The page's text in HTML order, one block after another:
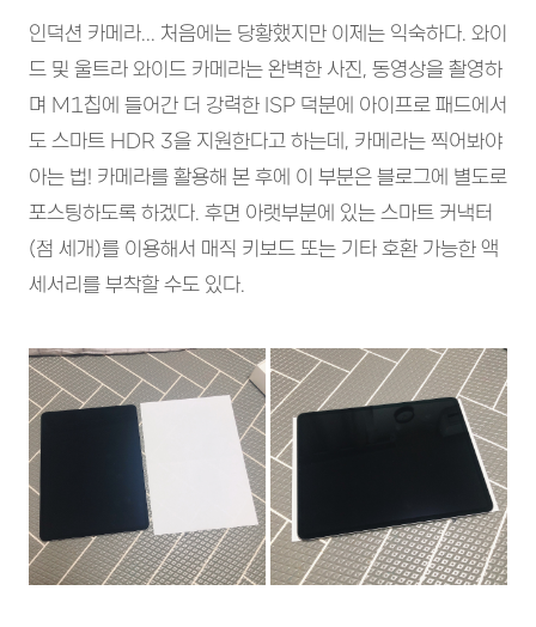
인덕션 카메라... 처음에는 당황했지만 이제는 익숙하다. 와이
드 및 울트라 와이드 카메라는 완벽한 사진, 동영상을 촬영하
며 M1칩에 들어간 더 강력한 ISP 덕분에 아이프로 패드에서
도 스마트 HDR 3을 지원한다고 하는데, 카메라는 찍어봐야
아는 법! 카메라를 활용해 본 후에 이 부분은 블로그에 별도로
포스팅하도록 하겠다. 후면 아랫부분에 있는 스마트 커낵터
(점 세개)를 이용해서 매직 키보드 또는 기타 호환 가능한 액
세서리를 부착할 수도 있다.